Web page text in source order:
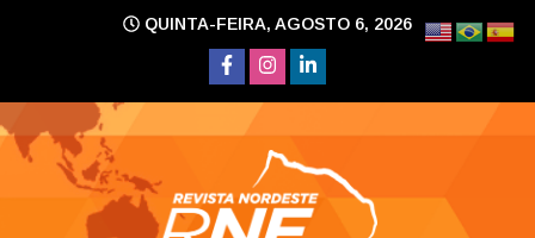
QUINTA-FEIRA, AGOSTO 6, 2026